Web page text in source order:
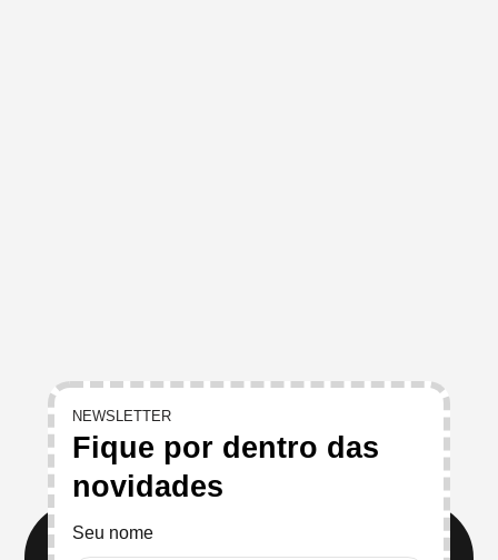
NEWSLETTER
Fique por dentro das
novidades
Seu nome